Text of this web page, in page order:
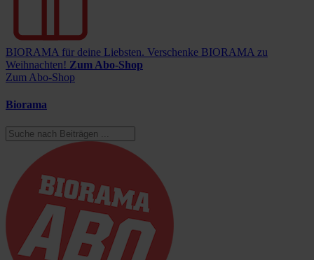
BIORAMA für deine Liebsten. Verschenke BIORAMA zu
Weihnachten! Zum Abo-Shop
Zum Abo-Shop
Biorama